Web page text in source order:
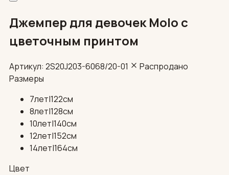
Джемпер для девочек Molo с
цветочным принтом
Артикул: 2S20J203-6068/20-01
Распродано
Размеры
7лет|122см
8лет|128см
10лет|140см
12лет|152см
14лет|164см
Цвет